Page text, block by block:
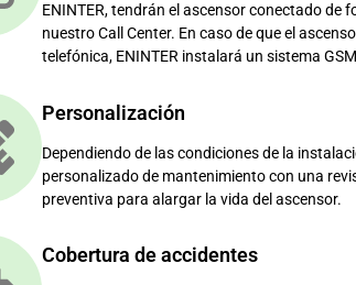
ENINTER, tendrán el ascensor conectado de
nuestro Call Center. En caso de que el
telefónica, ENINTER instalará un sistema
Personalización
Dependiendo de las condiciones de la
personalizado de mantenimiento con una
preventiva para alargar la vida del ascensor.
Cobertura de accidentes